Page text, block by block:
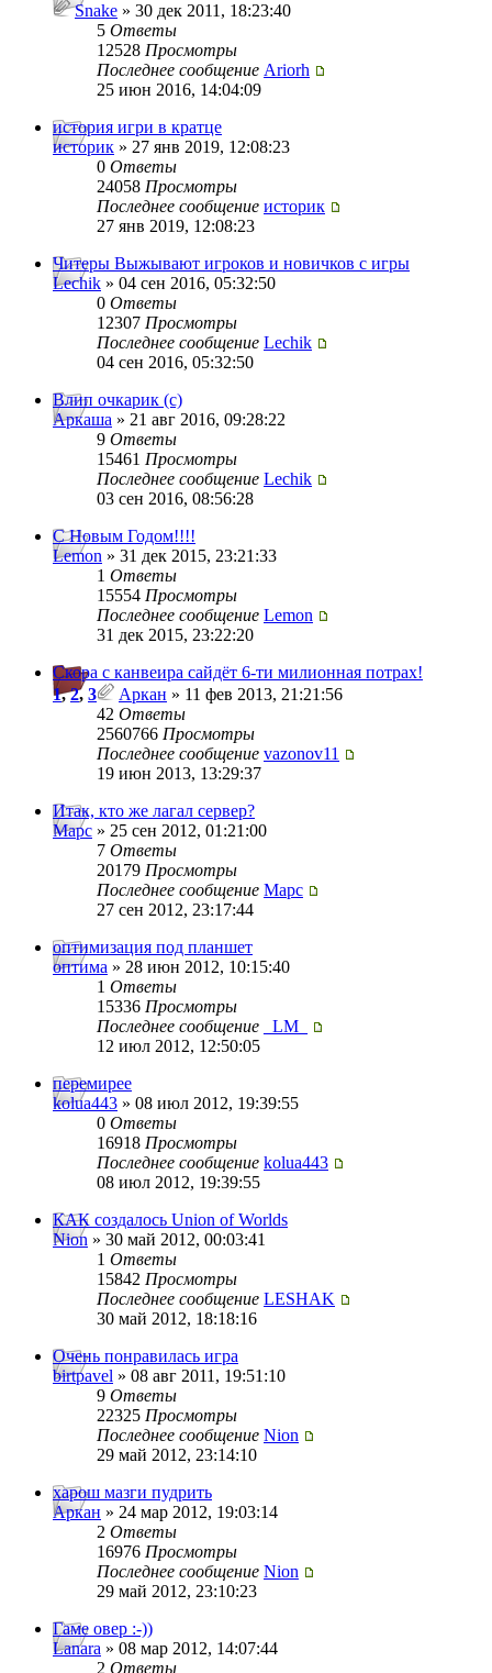
Snake » 30 дек 2011, 18:23:40
5 Ответы
12528 Просмотры
Последнее сообщение Ariorh
25 июн 2016, 14:04:09
история игри в кратце
историк » 27 янв 2019, 12:08:23
0 Ответы
24058 Просмотры
Последнее сообщение историк
27 янв 2019, 12:08:23
Читеры Выжывают игроков и новичков с игры
Lechik » 04 сен 2016, 05:32:50
0 Ответы
12307 Просмотры
Последнее сообщение Lechik
04 сен 2016, 05:32:50
Влип очкарик (с)
Аркаша » 21 авг 2016, 09:28:22
9 Ответы
15461 Просмотры
Последнее сообщение Lechik
03 сен 2016, 08:56:28
С Новым Годом!!!!
Lemon » 31 дек 2015, 23:21:33
1 Ответы
15554 Просмотры
Последнее сообщение Lemon
31 дек 2015, 23:22:20
Скора с канвеира сайдёт 6-ти милионная потрах!
1,2, 3 Аркан » 11 фев 2013, 21:21:56
42 Ответы
2560766 Просмотры
Последнее сообщение vazonov11
19 июн 2013, 13:29:37
Итак, кто же лагал сервер?
Mapc » 25 сен 2012, 01:21:00
7 Ответы
20179 Просмотры
Последнее сообщение Mapc
27 сен 2012, 23:17:44
оптимизация под планшет
оптима » 28 июн 2012, 10:15:40
1 Ответы
15336 Просмотры
Последнее сообщение
_LM_
12 июл 2012, 12:50:05
перемирее
kolua443 » 08 июл 2012, 19:39:55
0 Ответы
16918 Просмотры
Последнее сообщение kolua443
08 июл 2012, 19:39:55
КАК создалось Union of Worlds
Nion » 30 май 2012, 00:03:41
1 Ответы
15842 Просмотры
Последнее сообщение LESHAK
30 май 2012, 18:18:16
Очень понравилась игра
birtpavel » 08 авг 2011, 19:51:10
9 Ответы
22325 Просмотры
Последнее сообщение Nion
29 май 2012, 23:14:10
харош мазги пудрить
Аркан » 24 мар 2012, 19:03:14
2 Ответы
16976 Просмотры
Последнее сообщение Nion
29 май 2012, 23:10:23
Гаме овер :-))
Lanara » 08 мар 2012, 14:07:44
2 Ответы